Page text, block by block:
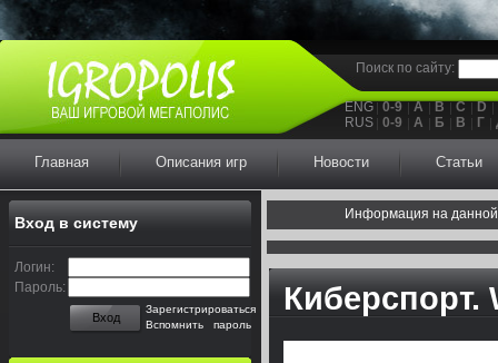
Поиск по сайту:
ENG 0-9 A B C
D
RUS 0-9 А Б В Г
Главная Описания игр Новости Статьи
Вход в систему
Логин:
Пароль:
Вход
Зарегистрироваться
Вспомнить пароль
Информация на
Киберспорт.